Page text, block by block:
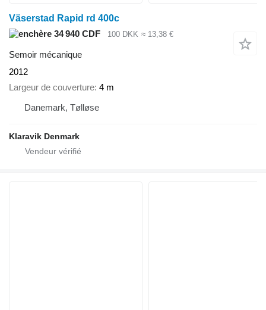
Väserstad Rapid rd 400c
34 940 CDF
100 DKK ≈ 13,38 €
Semoir mécanique
2012
Largeur de couverture 4 m
Danemark, Tølløse
Klaravik Denmark